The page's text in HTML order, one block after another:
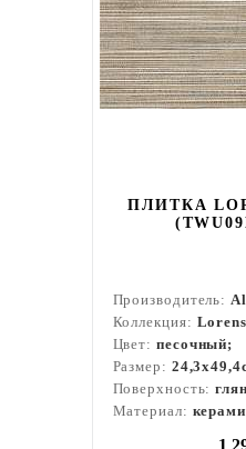
ПЛИТКА
Производитель:
Коллекция: Lorens
Цвет: песочный;
Размер:
Поверхность:
Материал:
1